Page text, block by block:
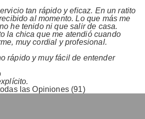
tan rápido y eficaz. En un ratito
al momento. Lo que más me
he tenido ni que salir de casa.
la chica que me atendió cuando
muy cordial y profesional.
rápido y muy fácil de entender
las Opiniones (91)